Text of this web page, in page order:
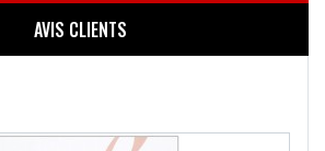
AVIS CLIENTS